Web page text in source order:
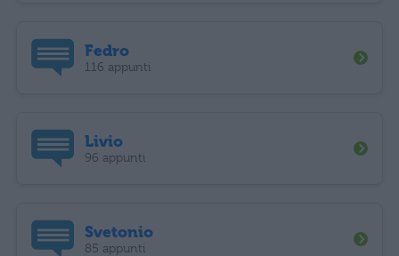
Fedro
116 appunti
Livio
96 appunti
Svetonio
85 appunti